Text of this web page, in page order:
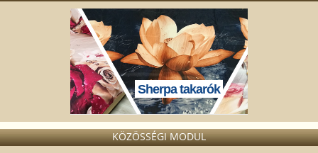
Sherpa takarók
KÖZÖSSÉGI MODUL